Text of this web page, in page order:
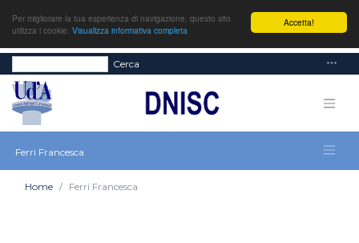
Accetta!
Per migliorare la tua esperienza di navigazione, questo sito
utilizza i cookie. Visualizza informativa completa
Cerca
Ferri Francesca
Home Ferri Francesca